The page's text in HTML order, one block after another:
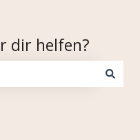
dir helfen?